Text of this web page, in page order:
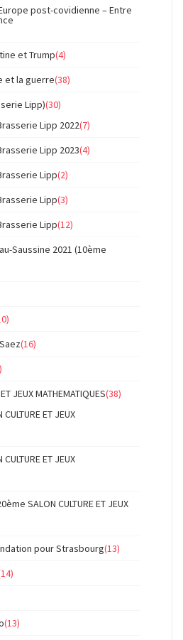
post-covidienne – Entre
et Trump(4)
et la guerre(38)
Lipp)(30)
Lipp 2022(7)
Lipp 2023(4)
Lipp(2)
Lipp(3)
Lipp(12)
Saussine 2021 (10ème
(16)
JEUX MATHEMATIQUES(38)
ET JEUX
ET JEUX
SALON CULTURE ET JEUX
pour Strasbourg(13)
(13)